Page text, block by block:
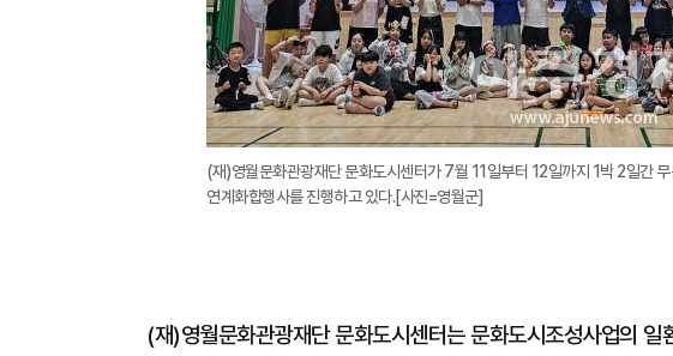
(재)영월문화관광재단 문화도시센터가 7월 11일부터 12일까지 1박 2일간
연계화합행사를 진행하고 있다.[사진=영월군]
(재)영월문화관광재단 문화도시센터는 문화도시조성사업의